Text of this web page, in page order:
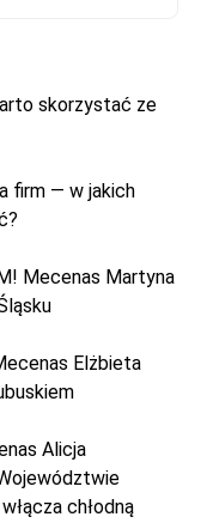
skorzystać ze
firm — w jakich
Mecenas Martyna
Elżbieta
Alicja
chłodną